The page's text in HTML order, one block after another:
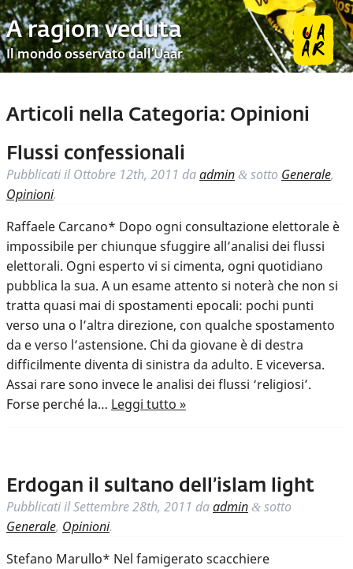
A ragion veduta
Il mondo osservato dall’Uaar
Articoli nella Categoria: Opinioni
Flussi confessionali
Pubblicati ilOttobre 12th, 2011 daadmin & sotto Generale,
Opinioni.
Raffaele Carcano* Dopo ogni consultazione elettorale è
impossibile per chiunque sfuggire all’analisi dei flussi
elettorali. Ogni esperto vi si cimenta, ogni quotidiano
pubblica la sua. A un esame attento si noterà che non si
tratta quasi mai di spostamenti epocali: pochi punti
verso una o l’altra direzione, con qualche spostamento
da e verso l’astensione. Chi da giovane è di destra
difficilmente diventa di sinistra da adulto. E viceversa.
Assai rare sono invece le analisi dei flussi ‘religiosi’.
Forse perché la… Leggi tutto »
Erdogan il sultano dell’islam light
Pubblicati ilSettembre 28th, 2011 daadmin & sotto
Generale, Opinioni.
Stefano Marullo* Nel famigerato scacchiere